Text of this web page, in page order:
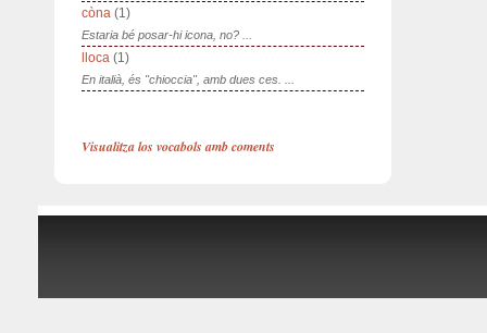
còna (1)
Estaria bé posar-hi icona, no? ...
lloca (1)
En italià, és "chioccia", amb dues ces. ...
Visualitza los vocabols amb coments